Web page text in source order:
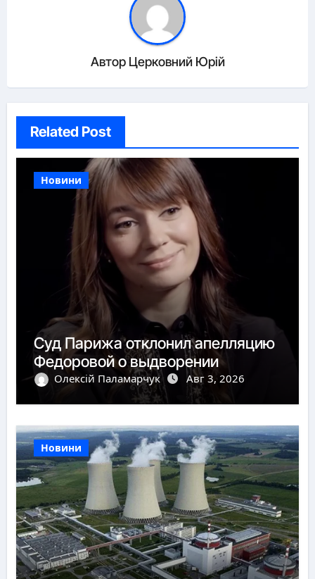
Автор Церковний Юрій
Related Post
Новини
Суд Парижа отклонил апелляцию
Федоровой о выдворении
Олексій Паламарчук Авг 3, 2026
Новини